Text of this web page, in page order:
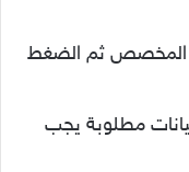
المخصص ثم الضغط
مطلوبة يجب